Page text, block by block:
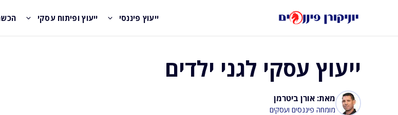
ייעוץ פיננסי ייעוץ ופיתוח עסקי
ייעוץ עסקי לגני ילדים
מאת: אורן ביטרמן
מומחה פיננסים ועסקים